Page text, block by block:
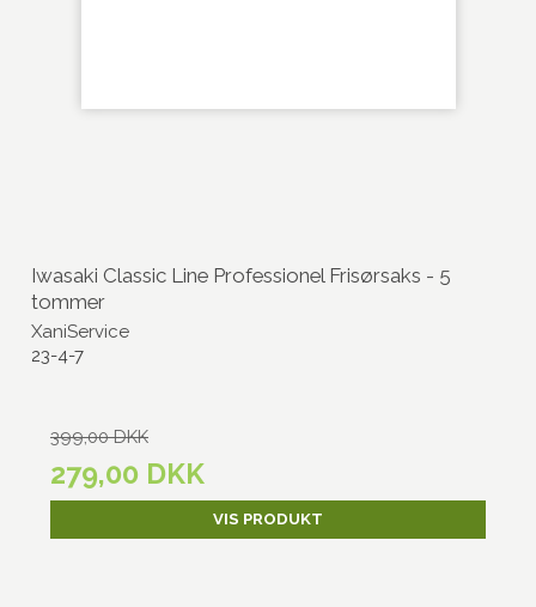
Iwasaki Classic Line Professionel Frisørsaks - 5
tommer
XaniService
23-4-7
399,00 DKK
279,00 DKK
VIS PRODUKT